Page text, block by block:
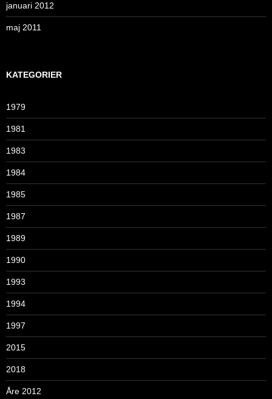
januari 2012
maj 2011
KATEGORIER
1979
1981
1983
1984
1985
1987
1989
1990
1993
1994
1997
2015
2018
Åre 2012